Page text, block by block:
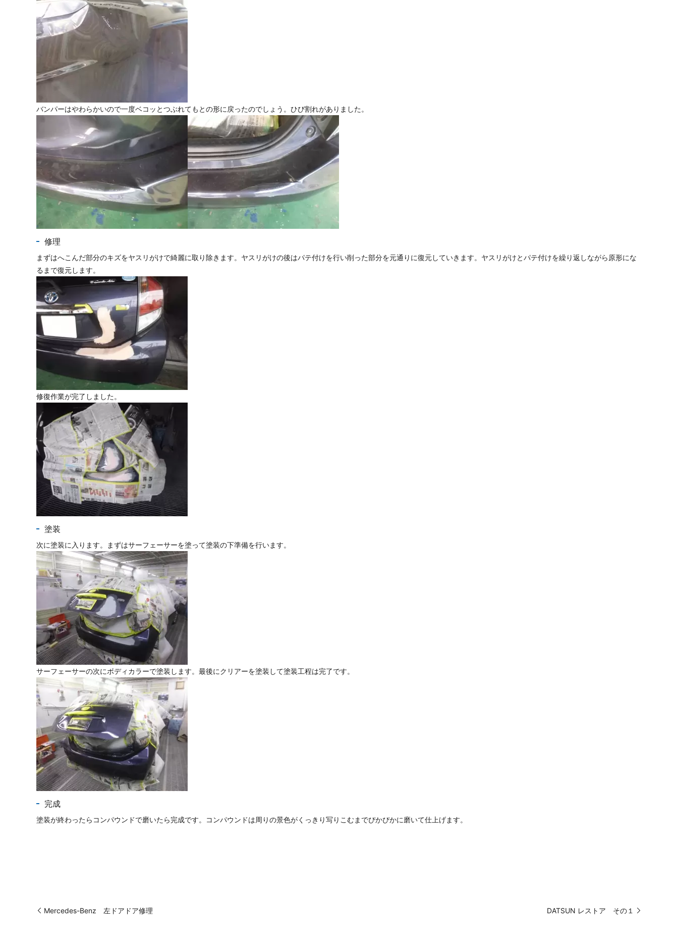
バンパーはやわらかいので一度ベコッとつぶれてもとの形に戻ったのでしょう。ひび割れがありました。
修理
まずはへこんだ部分のキズをヤスリがけで綺麗に取り除きます。ヤスリがけの後はパテ付けを行い削った部分を元通りに復元していきます。ヤスリがけとパテ付けを繰り返しながら原形にな
るまで復元します。
修復作業が完了しました。
塗装
次に塗装に入ります。まずはサーフェーサーを塗って塗装の下準備を行います。
サーフェーサーの次にボディカラーで塗装します。最後にクリアーを塗装して塗装工程は完了です。
完成
塗装が終わったらコンパウンドで磨いたら完成です。コンパウンドは周りの景色がくっきり写りこむまでぴかぴかに磨いて仕上げます。
Mercedes-Benz 左ドアドア修理 DATSUN レストア その１